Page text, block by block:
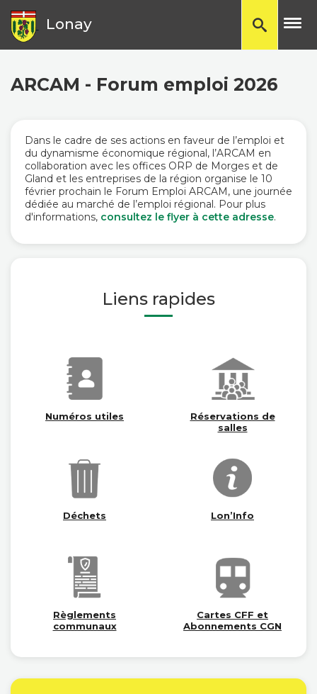
Lonay
ARCAM - Forum emploi 2026
Dans le cadre de ses actions en faveur de l’emploi et
du dynamisme économique régional, l’ARCAM en
collaboration avec les offices ORP de Morges et de
Gland et les entreprises de la région organise le 10
février prochain le Forum Emploi ARCAM, une journée
dédiée au marché de l’emploi régional. Pour plus
d'informations, consultez le flyer à cette adresse.
Liens rapides
Numéros utiles
Réservations de
salles
Déchets Lon’Info
Règlements
communaux
Cartes CFF et
Abonnements CGN